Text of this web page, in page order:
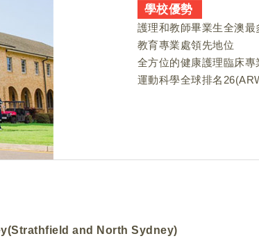
學校優勢
護理和教師畢業生全澳最
教育專業處領先地位
全方位的健康護理臨床專
運動科學全球排名
and North Sydney)